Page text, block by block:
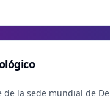
de la sede mundial de